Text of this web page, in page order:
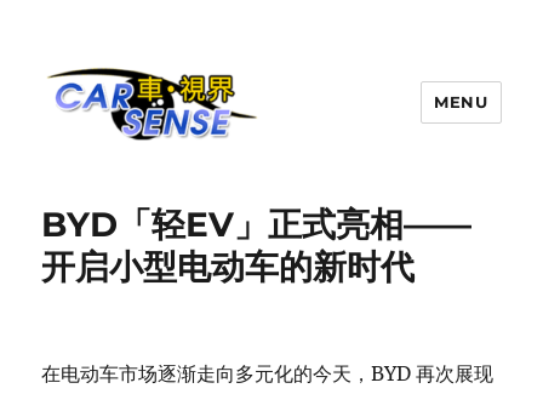
MENU
BYD「轻EV」正式亮相——
开启小型电动车的新时代
在电动车市场逐渐走向多元化的今天，BYD 再次展现